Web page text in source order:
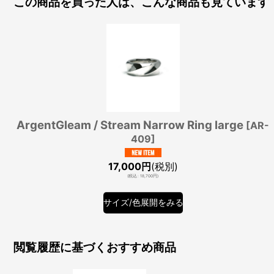
ArgentGleam / Stream Narrow Ring large [AR-
409]
17,000円 (税別)
(税込: 18,700円)
サイズ/色展開をみる
閲覧履歴に基づくおすすめ商品